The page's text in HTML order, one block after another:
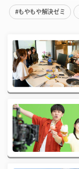
#もやもや解決ゼミ